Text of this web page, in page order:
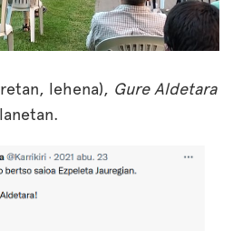
lehena), Gure Aldetara